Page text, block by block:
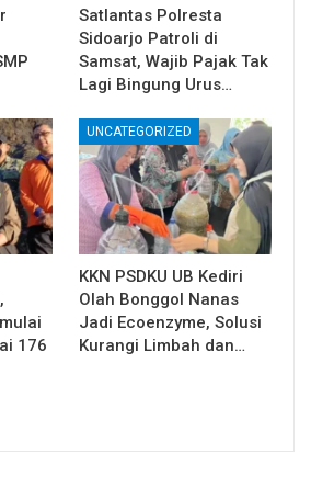
Satlantas Polresta
Sidoarjo Patroli di
Samsat, Wajib Pajak Tak
Lagi Bingung Urus…
176
UNCATEGORIZED
KKN PSDKU UB Kediri
Olah Bonggol Nanas
Jadi Ecoenzyme, Solusi
Kurangi Limbah dan…